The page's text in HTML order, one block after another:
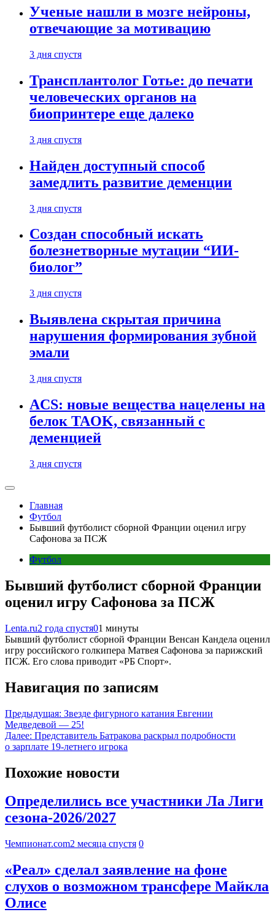
Ученые нашли в мозге нейроны,
отвечающие за мотивацию
3 дня спустя
Трансплантолог Готье: до печати
человеческих органов на
биопринтере еще далеко
3 дня спустя
Найден доступный способ
замедлить развитие деменции
3 дня спустя
Создан способный искать
болезнетворные мутации “ИИ-
биолог”
3 дня спустя
Выявлена скрытая причина
нарушения формирования зубной
эмали
3 дня спустя
ACS: новые вещества нацелены на
белок TAOK, связанный с
деменцией
3 дня спустя
Главная
Футбол
Бывший футболист сборной Франции оценил игру
Сафонова за ПСЖ
Футбол
Бывший футболист сборной Франции
оценил игру Сафонова за ПСЖ
Lenta.ru2 года спустя01 минуты
Бывший футболист сборной Франции Венсан Кандела оценил
игру российского голкипера Матвея Сафонова за парижский
ПСЖ. Его слова приводит «РБ Спорт».
Навигация по записям
Предыдущая: Звезде фигурного катания Евгении
Медведевой — 25!
Далее: Представитель Батракова раскрыл подробности
о зарплате 19-летнего игрока
Похожие новости
Определились все участники Ла Лиги
сезона-2026/2027
Чемпионат.com2 месяца спустя 0
«Реал» сделал заявление на фоне
слухов о возможном трансфере Майкла
Олисе